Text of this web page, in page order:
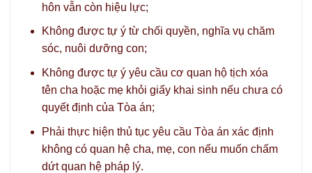
hôn vẫn còn hiệu lực;
Không được tự ý từ chối quyền, nghĩa vụ chăm
sóc, nuôi dưỡng con;
Không được tự ý yêu cầu cơ quan hộ tịch xóa
tên cha hoặc mẹ khỏi giấy khai sinh nếu chưa có
quyết định của Tòa án;
Phải thực hiện thủ tục yêu cầu Tòa án xác định
không có quan hệ cha, mẹ, con nếu muốn chấm
dứt quan hệ pháp lý.